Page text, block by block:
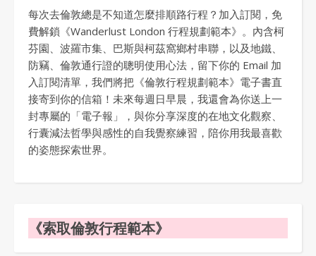
每次去倫敦總是不知道怎麼排順路行程？加入訂閱，免
費解鎖《Wanderlust London 行程規劃範本》。內含柯
芬園、波羅市集、巴斯與柯茲窩鄉村串聯，以及地鐵、
防竊、倫敦通行證的聰明使用心法，留下你的 Email 加
入訂閱清單，我們將把《倫敦行程規劃範本》電子書直
接寄到你的信箱！未來每週日早晨，我還會為你送上一
封專屬的「電子報」，與你分享深度的在地文化觀察、
行囊減法哲學與感性的自我覺察練習，陪你用我最喜歡
的姿態探索世界。
《索取倫敦行程範本》